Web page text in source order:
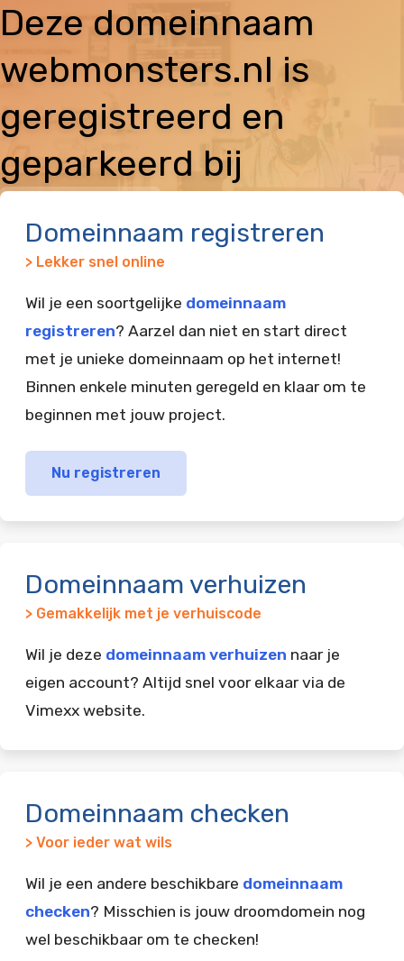
Deze domeinnaam
webmonsters.nl is
geregistreerd en
geparkeerd bij
Domeinnaam registreren
> Lekker snel online
Wil je een soortgelijke domeinnaam
registreren? Aarzel dan niet en start direct
met je unieke domeinnaam op het internet!
Binnen enkele minuten geregeld en klaar om te
beginnen met jouw project.
Nu registreren
Domeinnaam verhuizen
> Gemakkelijk met je verhuiscode
Wil je deze domeinnaam verhuizen naar je
eigen account? Altijd snel voor elkaar via de
Vimexx website.
Domeinnaam checken
> Voor ieder wat wils
Wil je een andere beschikbare domeinnaam
checken? Misschien is jouw droomdomein nog
wel beschikbaar om te checken!